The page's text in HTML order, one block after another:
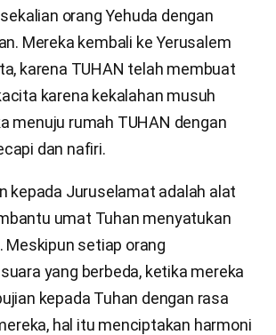
orang Yehuda dengan
Mereka kembali ke Yerusalem
karena TUHAN telah membuat
karena kekalahan musuh
menuju rumah TUHAN dengan
dan nafiri.
kepada Juruselamat adalah alat
umat Tuhan menyatukan
Meskipun setiap orang
yang berbeda, ketika mereka
kepada Tuhan dengan rasa
hal itu menciptakan harmoni